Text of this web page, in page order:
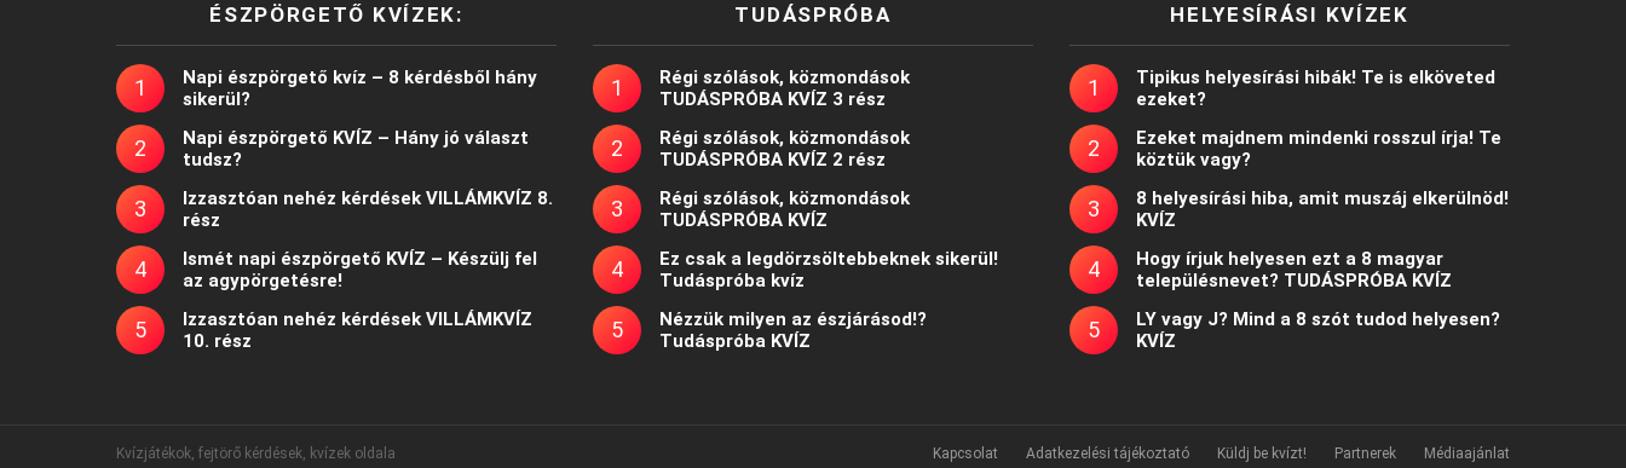
ÉSZPÖRGETŐ KVÍZEK:
Napi észpörgető kvíz – 8 kérdésből hány
sikerül?
Napi észpörgető KVÍZ – Hány jó választ
tudsz?
Izzasztóan nehéz kérdések VILLÁMKVÍZ 8.
rész
Ismét napi észpörgető KVÍZ – Készülj fel
az agypörgetésre!
Izzasztóan nehéz kérdések VILLÁMKVÍZ
10. rész
TUDÁSPRÓBA
Régi szólások, közmondások
TUDÁSPRÓBA KVÍZ 3 rész
Régi szólások, közmondások
TUDÁSPRÓBA KVÍZ 2 rész
Régi szólások, közmondások
TUDÁSPRÓBA KVÍZ
Ez csak a legdörzsöltebbeknek sikerül!
Tudáspróba kvíz
Nézzük milyen az észjárásod!?
Tudáspróba KVÍZ
HELYESÍRÁSI KVÍZEK
Tipikus helyesírási hibák! Te is elköveted
ezeket?
Ezeket majdnem mindenki rosszul írja! Te
köztük vagy?
8 helyesírási hiba, amit muszáj elkerülnöd!
KVÍZ
Hogy írjuk helyesen ezt a 8 magyar
településnevet? TUDÁSPRÓBA KVÍZ
LY vagy J? Mind a 8 szót tudod helyesen?
KVÍZ
Kvízjátékok, fejtörő kérdések, kvízek oldala Kapcsolat Adatkezelési tájékoztató Küldj be kvízt! Partnerek Médiaajánlat